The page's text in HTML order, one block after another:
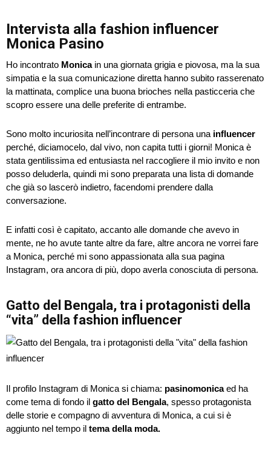
Intervista alla fashion influencer
Monica Pasino
Ho incontrato Monicain una giornata grigia e piovosa, ma la sua
simpatia e la sua comunicazione diretta hanno subito rasserenato
la mattinata, complice una buona brioches nella pasticceria che
scopro essere una delle preferite di entrambe.
Sono molto incuriosita nell’incontrare di persona una influencer
perché, diciamocelo, dal vivo, non capita tutti i giorni! Monica è
stata gentilissima ed entusiasta nel raccogliere il mio invito e non
posso deluderla, quindi mi sono preparata una lista di domande
che già so lascerò indietro, facendomi prendere dalla
conversazione.
E infatti così è capitato, accanto alle domande che avevo in
mente, ne ho avute tante altre da fare, altre ancora ne vorrei fare
a Monica, perché mi sono appassionata alla sua pagina
Instagram, ora ancora di più, dopo averla conosciuta di persona.
Gatto del Bengala, tra i protagonisti della
“vita” della fashion influencer
Il profilo Instagram di Monica si chiama: pasinomonicaed ha
come tema di fondo il gatto del Bengala, spesso protagonista
delle storie e compagno di avventura di Monica, a cui si è
aggiunto nel tempo il tema della moda.